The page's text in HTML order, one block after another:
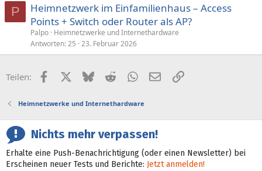
P
Heimnetzwerk im Einfamilienhaus – Access
Points + Switch oder Router als AP?
Palpo Heimnetzwerke und Internethardware
Antworten 25 23. Februar 2026
Teilen: FacebookX (Twitter)
BlueskyRedditWhatsApp
E-MailLink
Heimnetzwerke und Internethardware
Nichts mehr verpassen!
Erhalte eine Push-Benachrichtigung (oder einen Newsletter) bei
Erscheinen neuer Tests und Berichte: Jetzt anmelden!